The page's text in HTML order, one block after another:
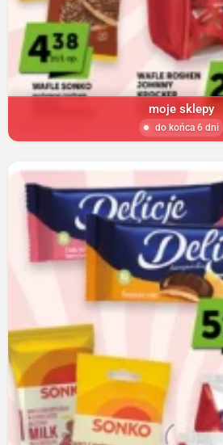
moje sklepy
do końca 6 dni